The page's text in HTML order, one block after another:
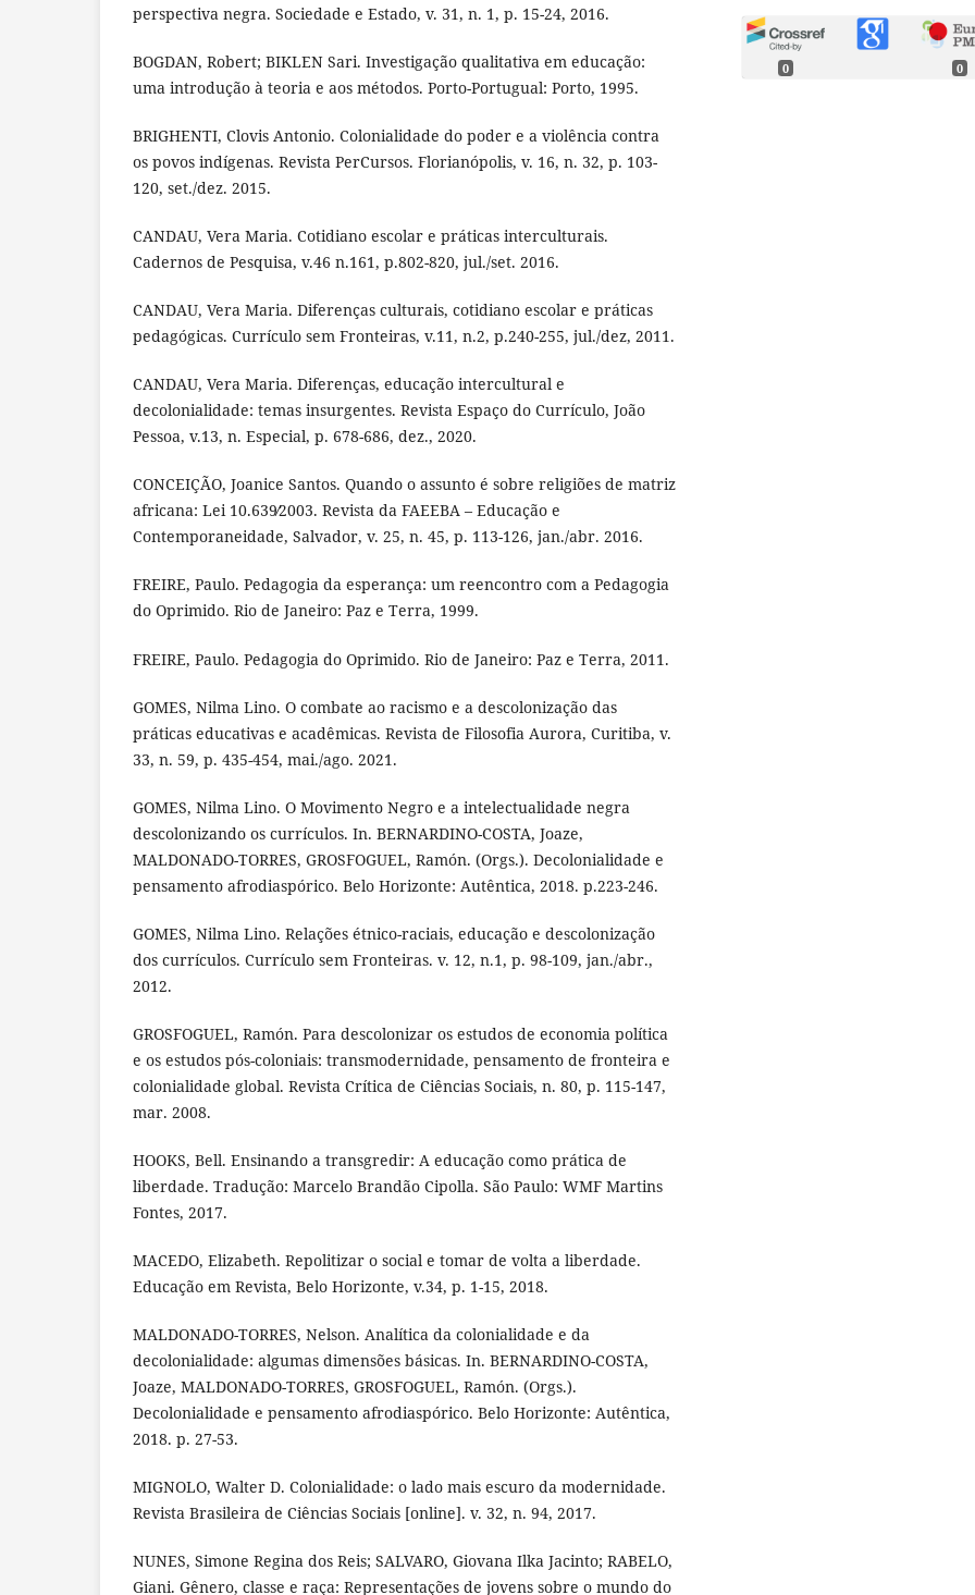
perspectiva negra. Sociedade e Estado, v. 31, n. 1, p. 15-24, 2016.
BOGDAN, Robert; BIKLEN Sari. Investigação qualitativa em educação:
uma introdução à teoria e aos métodos. Porto-Portugual: Porto, 1995.
BRIGHENTI, Clovis Antonio. Colonialidade do poder e a violência contra
os povos indígenas. Revista PerCursos. Florianópolis, v. 16, n. 32, p. 103-
120, set./dez. 2015.
CANDAU, Vera Maria. Cotidiano escolar e práticas interculturais.
Cadernos de Pesquisa, v.46 n.161, p.802-820, jul./set. 2016.
CANDAU, Vera Maria. Diferenças culturais, cotidiano escolar e práticas
pedagógicas. Currículo sem Fronteiras, v.11, n.2, p.240-255, jul./dez, 2011.
CANDAU, Vera Maria. Diferenças, educação intercultural e
decolonialidade: temas insurgentes. Revista Espaço do Currículo, João
Pessoa, v.13, n. Especial, p. 678-686, dez., 2020.
CONCEIÇÃO, Joanice Santos. Quando o assunto é sobre religiões de matriz
africana: Lei 10.639∕2003. Revista da FAEEBA – Educação e
Contemporaneidade, Salvador, v. 25, n. 45, p. 113-126, jan./abr. 2016.
FREIRE, Paulo. Pedagogia da esperança: um reencontro com a Pedagogia
do Oprimido. Rio de Janeiro: Paz e Terra, 1999.
FREIRE, Paulo. Pedagogia do Oprimido. Rio de Janeiro: Paz e Terra, 2011.
GOMES, Nilma Lino. O combate ao racismo e a descolonização das
práticas educativas e acadêmicas. Revista de Filosofia Aurora, Curitiba, v.
33, n. 59, p. 435-454, mai./ago. 2021.
GOMES, Nilma Lino. O Movimento Negro e a intelectualidade negra
descolonizando os currículos. In. BERNARDINO-COSTA, Joaze,
MALDONADO-TORRES, GROSFOGUEL, Ramón. (Orgs.). Decolonialidade e
pensamento afrodiaspórico. Belo Horizonte: Autêntica, 2018. p.223-246.
GOMES, Nilma Lino. Relações étnico-raciais, educação e descolonização
dos currículos. Currículo sem Fronteiras. v. 12, n.1, p. 98-109, jan./abr.,
2012.
GROSFOGUEL, Ramón. Para descolonizar os estudos de economia política
e os estudos pós-coloniais: transmodernidade, pensamento de fronteira e
colonialidade global. Revista Crítica de Ciências Sociais, n. 80, p. 115-147,
mar. 2008.
HOOKS, Bell. Ensinando a transgredir: A educação como prática de
liberdade. Tradução: Marcelo Brandão Cipolla. São Paulo: WMF Martins
Fontes, 2017.
MACEDO, Elizabeth. Repolitizar o social e tomar de volta a liberdade.
Educação em Revista, Belo Horizonte, v.34, p. 1-15, 2018.
MALDONADO-TORRES, Nelson. Analítica da colonialidade e da
decolonialidade: algumas dimensões básicas. In. BERNARDINO-COSTA,
Joaze, MALDONADO-TORRES, GROSFOGUEL, Ramón. (Orgs.).
Decolonialidade e pensamento afrodiaspórico. Belo Horizonte: Autêntica,
2018. p. 27-53.
MIGNOLO, Walter D. Colonialidade: o lado mais escuro da modernidade.
Revista Brasileira de Ciências Sociais [online]. v. 32, n. 94, 2017.
NUNES, Simone Regina dos Reis; SALVARO, Giovana Ilka Jacinto; RABELO,
Giani. Gênero, classe e raça: Representações de jovens sobre o mundo do
0 0